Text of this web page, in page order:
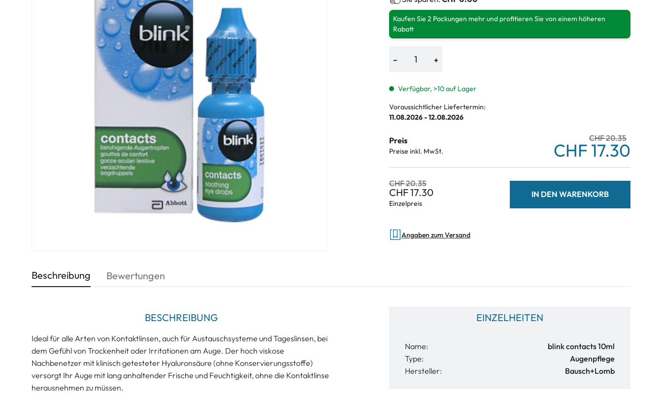
ReNu
Futuro
Ever Clean Plus
Weitere Marken
Kaufen Sie 2 Packungen mehr und profitieren Sie von einem höheren
Rabatt
− +
Verfügbar, >10 auf Lager
Voraussichtlicher Liefertermin:
11.08.2026 - 12.08.2026
Preis
Preise inkl. MwSt.
CHF 20.35
CHF 17.30
CHF 20.35
CHF 17.30
Einzelpreis
IN DEN WARENKORB
Angaben zum Versand
Beschreibung
BESCHREIBUNG
Ideal für alle Arten von Kontaktlinsen, auch für Austauschsysteme und Tageslinsen, bei
dem Gefühl von Trockenheit oder Irritationen am Auge. Der hoch viskose
Nachbenetzer mit klinisch getesteter Hyaluronsäure (ohne Konservierungsstoffe)
versorgt Ihr Auge mit lang anhaltender Frische und Feuchtigkeit, ohne die Kontaktlinse
herausnehmen zu müssen.
EINZELHEITEN
Name:
blink contacts 10ml
Type:
Augenpflege
Hersteller:
Bausch+Lomb
Bewertungen